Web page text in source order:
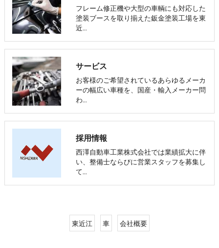
フレーム修正機や大型の車輌にも対応した
塗装ブースを取り揃えた鈑金塗装工場を東
近…
サービス
お客様のご希望されているあらゆるメーカ
ーの幅広い車種を、国産・輸入メーカー問
わ…
採用情報
西澤自動車工業株式会社では業績拡大に伴
い、整備士ならびに営業スタッフを募集し
て…
東近江 車 会社概要